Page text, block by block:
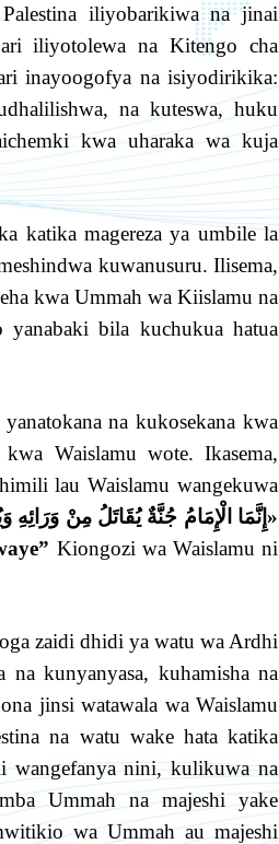
iliyobarikiwa na jinai
iliyotolewa na Kitengo cha
inayoogofya na isiyodirikika:
na kuteswa, huku
kwa uharaka wa kuja
katika magereza ya umbile la
kuwanusuru. Ilisema,
kwa Ummah wa Kiislamu na
bila kuchukua hatua
na kukosekana kwa
Waislamu wote. Ikasema,
lau Waislamu wangekuwa
«إِنَّمَا الْإِمَامُ جُنَّةٌ يُقَاتَلُ مِنْ وَرَائِهِ وَيُتَّقَى بِهِ»
Kiongozi wa Waislamu ni
zaidi dhidi ya watu wa Ardhi
kunyanyasa, kuhamisha na
jinsi watawala wa Waislamu
na watu wake hata katika
wangefanya nini, kulikuwa na
Ummah na majeshi yake
wa Ummah au majeshi